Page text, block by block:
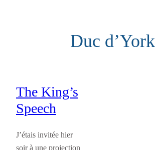
Duc d’York
The King’s
Speech
J’étais invitée hier
soir à une projection